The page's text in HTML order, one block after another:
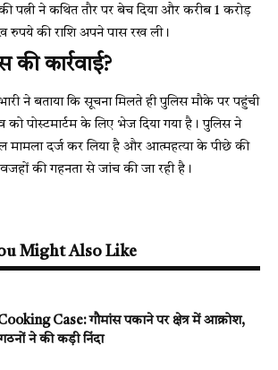
पत्नी ने कथित तौर पर बेच दिया और करीब 1 करोड़
रुपये की राशि अपने पास रख ली।
की कार्रवाई?
ने बताया कि सूचना मिलते ही पुलिस मौके पर पहुंची
को पोस्टमार्टम के लिए भेज दिया गया है। पुलिस ने
मामला दर्ज कर लिया है और आत्महत्या के पीछे की
की गहनता से जांच की जा रही है।
Might Also Like
Case: गौमांस पकाने पर क्षेत्र में आक्रोश,
ने की कड़ी निंदा